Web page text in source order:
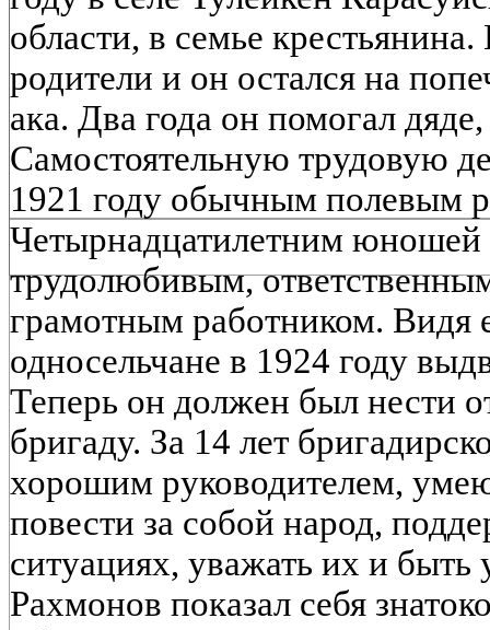
области, в семье
родители и он остался на
ака. Два года он помогал
Самостоятельную трудовую
1921 году обычным полевым
Четырнадцатилетним юношей
трудолюбивым,
грамотным работником. Видя
односельчане в 1924 году
Теперь он должен был нести
бригаду. За 14 лет
хорошим руководителем,
повести за собой народ,
ситуациях, уважать их и
Рахмонов показал себя